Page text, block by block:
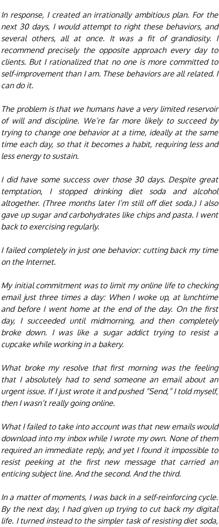
In response, I created an irrationally ambitious plan. For the
next 30 days, I would attempt to right these behaviors, and
several others, all at once. It was a fit of grandiosity. I
recommend precisely the opposite approach every day to
clients. But I rationalized that no one is more committed to
self-improvement than I am. These behaviors are all related. I
can do it.
The problem is that we humans have a very limited reservoir
of will and discipline. We’re far more likely to succeed by
trying to change one behavior at a time, ideally at the same
time each day, so that it becomes a habit, requiring less and
less energy to sustain.
I did have some success over those 30 days. Despite great
temptation, I stopped drinking diet soda and alcohol
altogether. (Three months later I’m still off diet soda.) I also
gave up sugar and carbohydrates like chips and pasta. I went
back to exercising regularly.
I failed completely in just one behavior: cutting back my time
on the Internet.
My initial commitment was to limit my online life to checking
email just three times a day: When I woke up, at lunchtime
and before I went home at the end of the day. On the first
day, I succeeded until midmorning, and then completely
broke down. I was like a sugar addict trying to resist a
cupcake while working in a bakery.
What broke my resolve that first morning was the feeling
that I absolutely had to send someone an email about an
urgent issue. If I just wrote it and pushed “Send,” I told myself,
then I wasn’t really going online.
What I failed to take into account was that new emails would
download into my inbox while I wrote my own. None of them
required an immediate reply, and yet I found it impossible to
resist peeking at the first new message that carried an
enticing subject line. And the second. And the third.
In a matter of moments, I was back in a self-reinforcing cycle.
By the next day, I had given up trying to cut back my digital
life. I turned instead to the simpler task of resisting diet soda,